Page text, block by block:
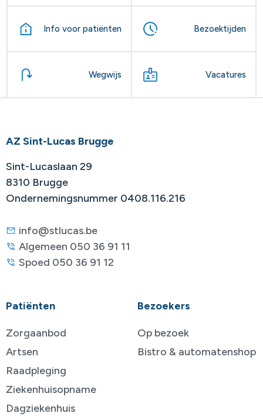
Info voor patiënten Bezoektijden
Wegwijs Vacatures
AZ Sint-Lucas Brugge
Sint-Lucaslaan 29
8310 Brugge
Ondernemingsnummer 0408.116.216
info@stlucas.be
Algemeen 050 36 91 11
Spoed 050 36 91 12
Patiënten
Zorgaanbod
Artsen
Raadpleging
Ziekenhuisopname
Dagziekenhuis
Bezoekers
Op bezoek
Bistro & automatenshop